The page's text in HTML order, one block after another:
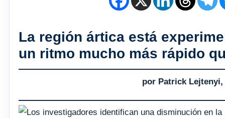
La región ártica está
un ritmo mucho más rápido
por Patrick Lejtenyi,